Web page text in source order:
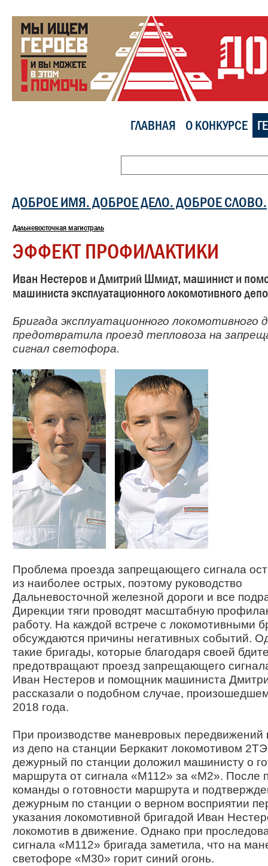
ГЛАВНАЯ О КОНКУРСЕ
ДОБРОЕ ИМЯ. ДОБРОЕ ДЕЛО. ДОБРОЕ СЛОВО.
Дальневосточная магистраль
ЭФФЕКТ ПРОФИЛАКТИКИ
Иван Нестеров и Дмитрий Шмидт, машинист и
машиниста эксплуатационного локомотивного
Бригада эксплуатационного локомотивного
предотвратила проезд тепловоза на
сигнал светофора.
Проблема проезда запрещающего сигнала
из наиболее острых, поэтому руководство
Дальневосточной железной дороги и все
Дирекции тяги проводят масштабную
работу. На каждой встрече с локомотивными
обсуждаются причины негативных событий.
такие бригады, которые благодаря своей
предотвращают проезд запрещающего
Иван Нестеров и помощник машиниста
рассказали о подобном случае,
2018 года.
При производстве маневровых передвижений
из депо на станции Беркакит локомотивом
дежурный по станции доложил машинисту о
маршрута от сигнала «М112» за «М2». После
команды о готовности маршрута и
дежурным по станции о верном восприятии
указания локомотивной бригадой Иван
локомотив в движение. Однако при
сигнала «М112» бригада заметила, что на
светофоре «М30» горит синий огонь.